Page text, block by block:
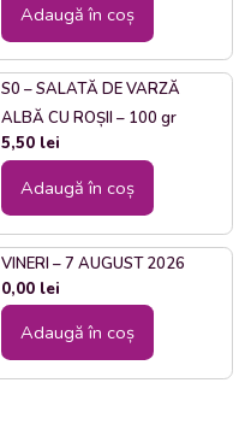
Adaugă în coș
S0 – SALATĂ DE VARZĂ
ALBĂ CU ROȘII – 100 gr
5,50 lei
Adaugă în coș
VINERI – 7 AUGUST 2026
0,00 lei
Adaugă în coș